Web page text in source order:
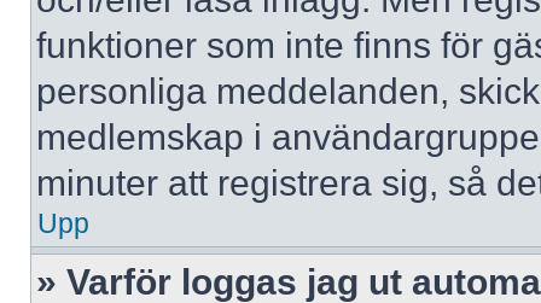
funktioner som inte finns för
personliga meddelanden,
medlemskap i
minuter att registrera sig, så
Upp
» Varför loggas jag ut